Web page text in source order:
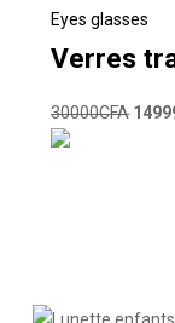
Eyes glasses
Verres
30000CFA